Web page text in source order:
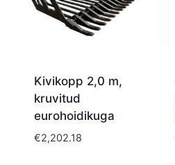
Kivikopp 2,0 m,
kruvitud
eurohoidikuga
€2,202.18